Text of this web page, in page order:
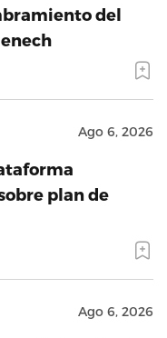
del
Ago 6, 2026
plan de
Ago 6, 2026